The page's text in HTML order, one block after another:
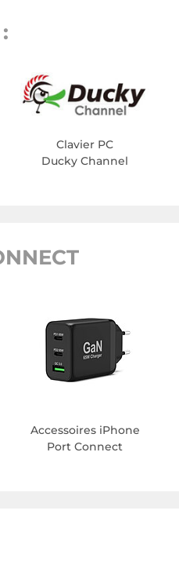
Clavier PC
Ducky Channel
Accessoires iPhone
Port Connect